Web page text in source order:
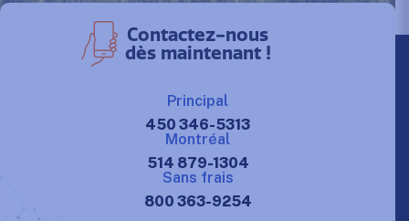
Contactez-nous
dès maintenant !
Principal
450 346-5313
Montréal
514 879-1304
Sans frais
800 363-9254